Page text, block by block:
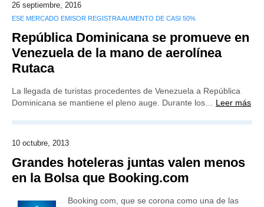
26 septiembre, 2016
ESE MERCADO EMISOR REGISTRA AUMENTO DE CASI 50%
República Dominicana se promueve en
Venezuela de la mano de aerolínea
Rutaca
La llegada de turistas procedentes de Venezuela a República
Dominicana se mantiene el pleno auge. Durante los… Leer más
10 octubre, 2013
Grandes hoteleras juntas valen menos
en la Bolsa que Booking.com
Booking.com, que se corona como una de las